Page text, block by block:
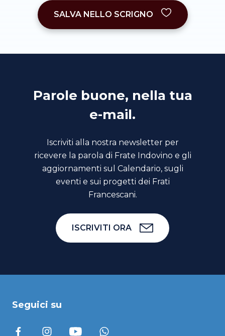
SALVA NELLO SCRIGNO
Parole buone, nella tua
e-mail.
Iscriviti alla nostra newsletter per
ricevere la parola di Frate Indovino e gli
aggiornamenti sul Calendario, sugli
eventi e sui progetti dei Frati
Francescani.
ISCRIVITI ORA
Seguici su